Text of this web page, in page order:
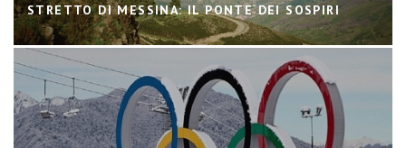
STRETTO DI MESSINA: IL PONTE DEI SOSPIRI